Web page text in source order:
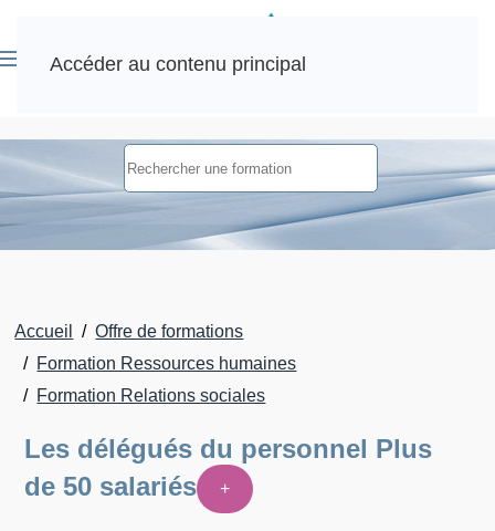
Accéder au contenu principal
Accueil
Offre de formations
Formation Ressources humaines
Formation Relations sociales
Les délégués du personnel Plus
de 50 salariés
+